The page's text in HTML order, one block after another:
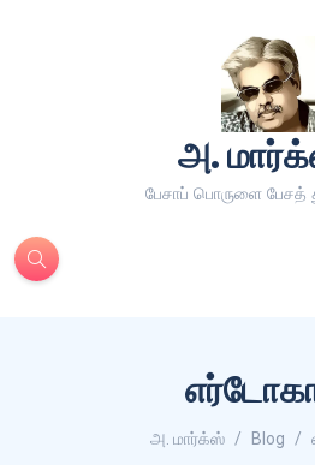
அ.
பேசாப் பொருளை பேசத்
அ. மார்க்ஸ் Blog